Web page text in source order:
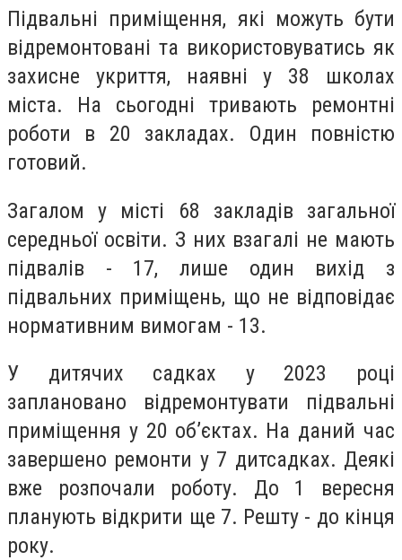
Підвальні приміщення, які можуть бути
відремонтовані та використовуватись як
захисне укриття, наявні у 38 школах
міста. На сьогодні тривають ремонтні
роботи в 20 закладах. Один повністю
готовий.
Загалом у місті 68 закладів загальної
середньої освіти. З них взагалі не мають
підвалів - 17, лише один вихід з
підвальних приміщень, що не відповідає
нормативним вимогам - 13.
У дитячих садках у 2023 році
заплановано відремонтувати підвальні
приміщення у 20 об’єктах. На даний час
завершено ремонти у 7 дитсадках. Деякі
вже розпочали роботу. До 1 вересня
планують відкрити ще 7. Решту - до кінця
року.